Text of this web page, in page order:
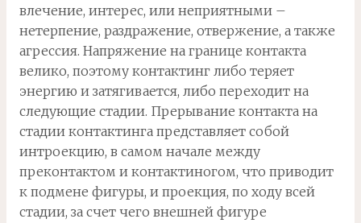
влечение, интерес, или неприятными –
нетерпение, раздражение, отвержение, а также
агрессия. Напряжение на границе контакта
велико, поэтому контактинг либо теряет
энергию и затягивается, либо переходит на
следующие стадии. Прерывание контакта на
стадии контактинга представляет собой
интроекцию, в самом начале между
преконтактом и контактиногом, что приводит
к подмене фигуры, и проекция, по ходу всей
стадии, за счет чего внешней фигуре